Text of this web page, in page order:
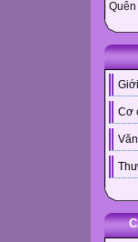
Quên
Cơ